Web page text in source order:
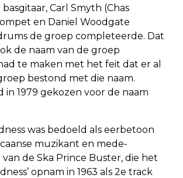
Carl Smyth (Chas
en Daniel Woodgate
de groep completeerde. Dat
de naam van de groep
te maken met het feit dat er al
bestond met die naam.
in 1979 gekozen voor de naam
was bedoeld als eerbetoon
muzikant en mede-
de Ska Prince Buster, die het
opnam in 1963 als 2e track